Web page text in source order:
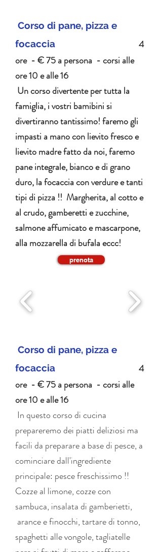
Corso di pane, pizza e
focaccia
4
ore - € 75 a persona - corsi alle
ore 10 e alle 16
In questo corso di cucina
prepareremo dei piatti deliziosi ma
facili da preparare a base di pesce, a
cominciare dall'ingrediente
principale: pesce freschissimo !!
Cozze al limone, cozze con
sambuca, insalata di gamberietti,
arance e finocchi, tartare di tonno,
spaghetti alle vongole, tagliatelle
Corso di pane, pizza e
focaccia
4
ore - € 75 a persona - corsi alle
ore 10 e alle 16
Un corso divertente per tutta la
famiglia, i vostri bamibini si
divertiranno tantissimo! faremo gli
impasti a mano con lievito fresco e
lievito madre fatto da noi, faremo
pane integrale, bianco e di grano
duro, la focaccia con verdure e tanti
tipi di pizza !! Margherita, al cotto e
al crudo, gamberetti e zucchine,
salmone affumicato e mascarpone,
alla mozzarella di bufala eccc!
prenota